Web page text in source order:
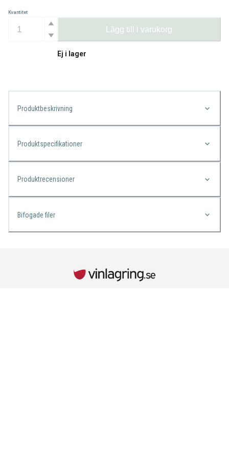
Kvantitet
Lägg till i varukorg
Ej i lager
Produktbeskrivning
Produktspecifikationer
Produktrecensioner
Bifogade filer